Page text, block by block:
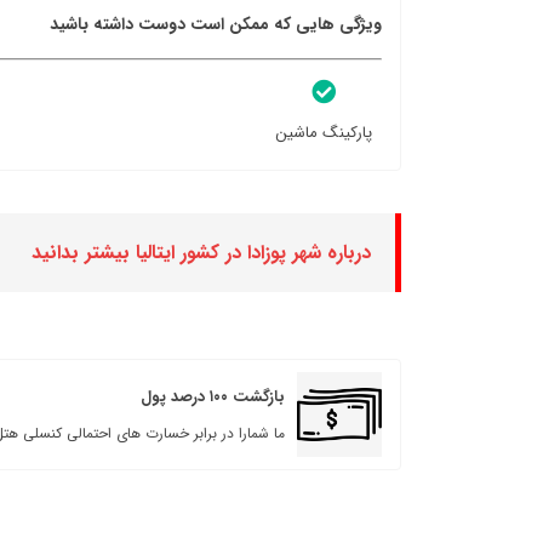
ویژگی هایی که ممکن است دوست داشته باشید
پارکینگ ماشین
درباره شهر پوزادا در کشور ایتالیا بیشتر بدانید
بازگشت ۱۰۰ درصد پول
ما شمارا در برابر خسارت های احتمالی کنسلی